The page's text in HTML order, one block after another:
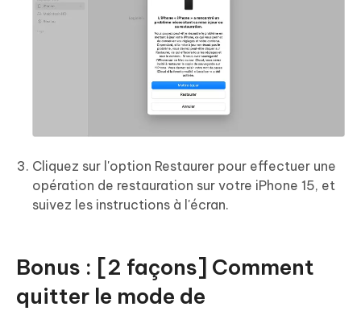
Cliquez sur l'option Restaurer pour effectuer une
opération de restauration sur votre iPhone 15, et
suivez les instructions à l'écran.
Bonus : [2 façons] Comment
quitter le mode de